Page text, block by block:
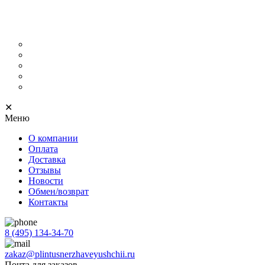
✕
Меню
О компании
Оплата
Доставка
Отзывы
Новости
Обмен/возврат
Контакты
8 (495) 134-34-70
zakaz@plintusnerzhaveyushchii.ru